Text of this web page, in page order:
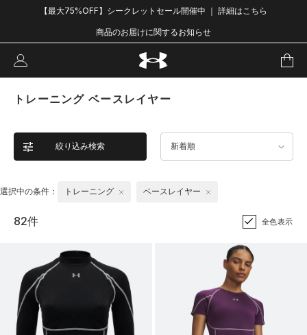
【最大75%OFF】シークレットセール開催中 ｜ 詳細はこちら
商品のお届けに関するお知らせ
トレーニング ベースレイヤー
絞り込み検索 新着順
選択中の条件： トレーニング ベースレイヤー
82件 全色表示